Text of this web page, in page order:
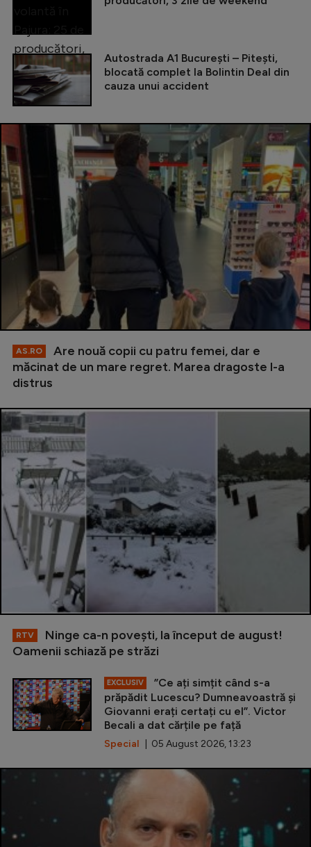
Autostrada A1 București – Pitești,
blocată complet la Bolintin Deal din
cauza unui accident
AS.RO
Are nouă copii cu patru femei, dar e
măcinat de un mare regret. Marea dragoste l-a
distrus
RTV
Ninge ca-n povești, la început de august!
Oamenii schiază pe străzi
EXCLUSIV
”Ce ați simțit când s-a
prăpădit Lucescu? Dumneavoastră și
Giovanni erați certați cu el”. Victor
Becali a dat cărțile pe față
Special | 05 August 2026, 13:23